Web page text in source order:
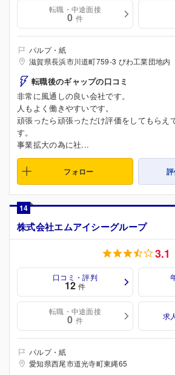
転職・中途面接
0 件
パルプ・紙
滋賀県長浜市川道町759-3 びわ工業団地内
転職後のギャップの口コミ
非常に風通しの良い会社です。
人もよく働きやすいです。
頑張ったら頑張っただけ評価をしてもらえ
す。
事業拡大の為に社...
フォロー
14
株式会社エムアイシーグループ
3.1
口コミ・評判
12 件
転職・中途面接
0 件 求
パルプ・紙
愛知県西尾市道光寺町東縄65